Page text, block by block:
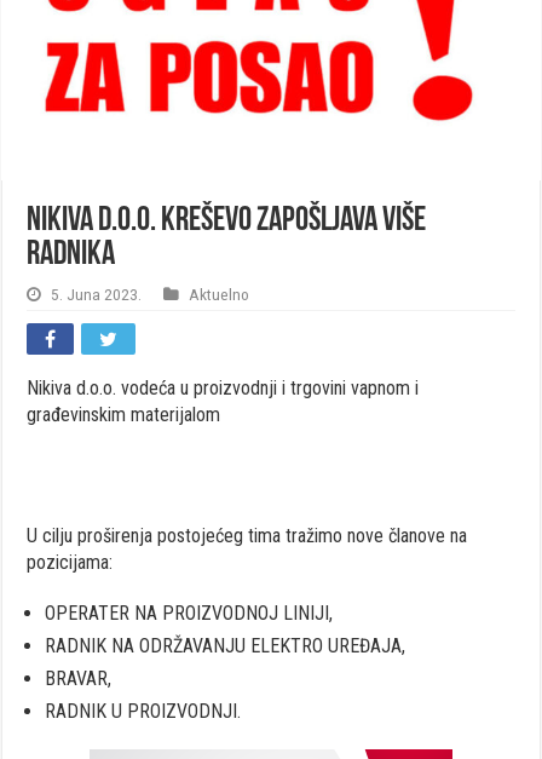
Nikiva d.o.o. Kreševo zapošljava više
radnika
5. Juna 2023. Aktuelno
Nikiva d.o.o. vodeća u proizvodnji i trgovini vapnom i
građevinskim materijalom
U cilju proširenja postojećeg tima tražimo nove članove na
pozicijama:
OPERATER NA PROIZVODNOJ LINIJI,
RADNIK NA ODRŽAVANJU ELEKTRO UREĐAJA,
BRAVAR,
RADNIK U PROIZVODNJI.